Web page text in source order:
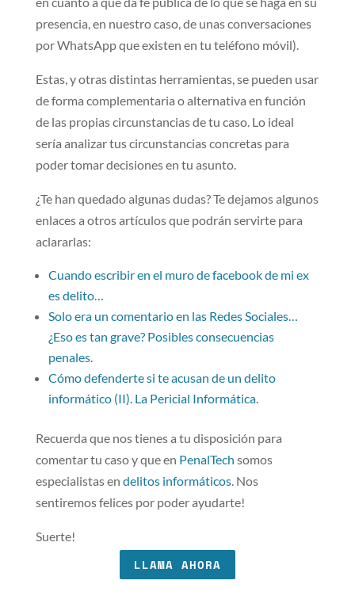
presencia, en nuestro caso, de unas conversaciones
por WhatsApp que existen en tu teléfono móvil).
Estas, y otras distintas herramientas, se pueden usar
de forma complementaria o alternativa en función
de las propias circunstancias de tu caso. Lo ideal
sería analizar tus circunstancias concretas para
poder tomar decisiones en tu asunto.
¿Te han quedado algunas dudas? Te dejamos algunos
enlaces a otros artículos que podrán servirte para
aclararlas:
Cuando escribir en el muro de facebook de mi ex
es delito…
Solo era un comentario en las Redes Sociales…
¿Eso es tan grave? Posibles consecuencias
penales.
Cómo defenderte si te acusan de un delito
informático (II). La Pericial Informática.
Recuerda que nos tienes a tu disposición para
comentar tu caso y que en PenalTech somos
especialistas en delitos informáticos. Nos
sentiremos felices por poder ayudarte!
Suerte!
LLAMA AHORA